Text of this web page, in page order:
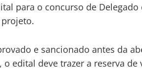
para o concurso de Delegado
e sancionado antes da
edital deve trazer a reserva de